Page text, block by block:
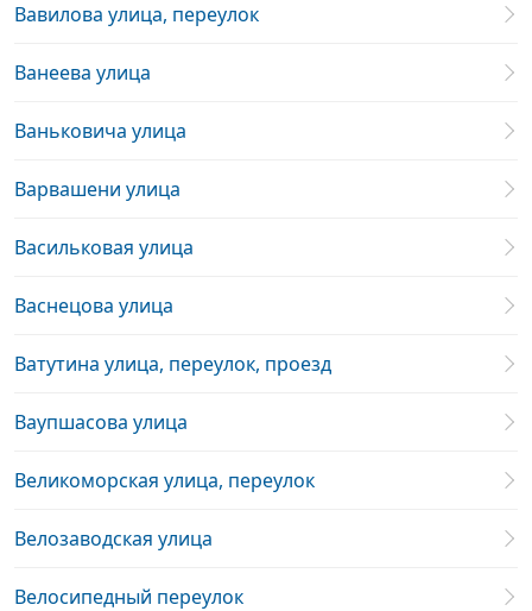
Вавилова улица, переулок
Ванеева улица
Ваньковича улица
Варвашени улица
Васильковая улица
Васнецова улица
Ватутина улица, переулок, проезд
Ваупшасова улица
Великоморская улица, переулок
Велозаводская улица
Велосипедный переулок